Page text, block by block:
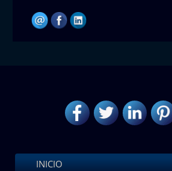
INICIO